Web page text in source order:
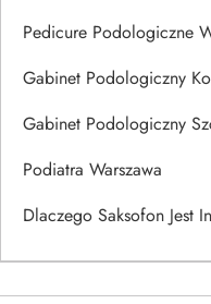
Pedicure Podologiczne
Gabinet Podologiczny
Gabinet Podologiczny
Podiatra Warszawa
Dlaczego Saksofon Jest